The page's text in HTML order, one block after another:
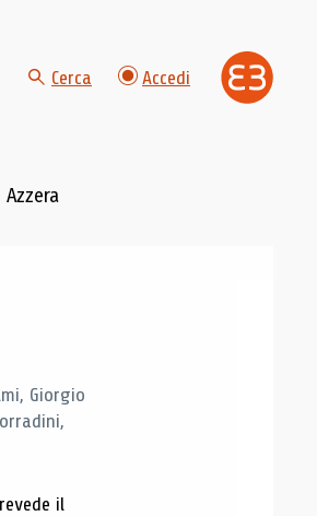
Cerca Accedi
Azzera
Giorgio
il